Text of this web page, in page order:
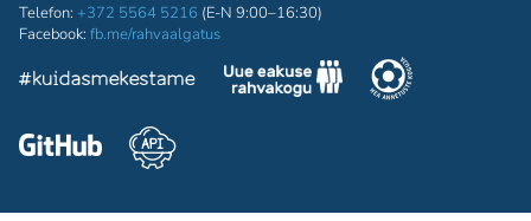
Telefon: +372 5564 5216 (E-N 9:00–16:30)
Facebook: fb.me/rahvaalgatus